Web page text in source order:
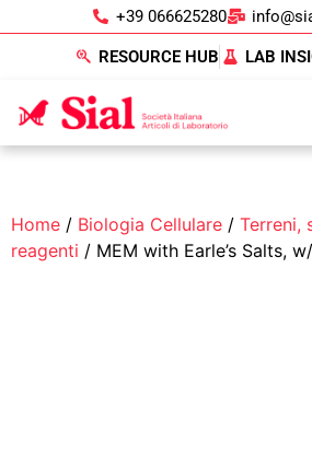
+39 066625280
RESOURCE HUB LAB
Home / Biologia Cellulare / Terreni,
reagenti / MEM with Earle’s Salts,